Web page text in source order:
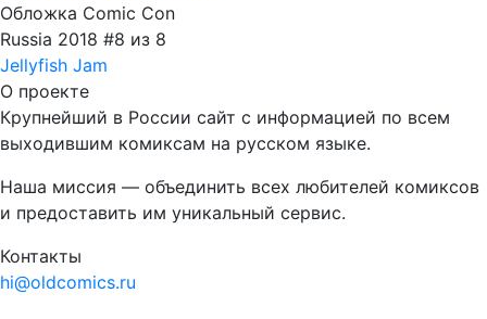
Обложка Comic Con
Russia 2018 #8 из 8
Jellyfish Jam
О проекте
Крупнейший в России сайт с информацией по всем
выходившим комиксам на русском языке.
Наша миссия — объединить всех любителей комиксов
и предоставить им уникальный сервис.
Контакты
hi@oldcomics.ru